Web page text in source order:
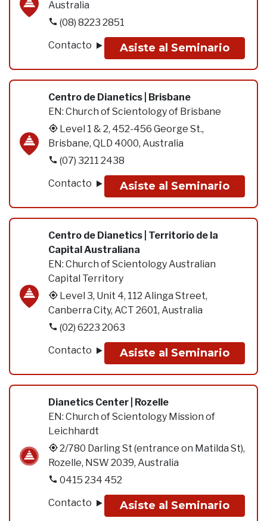
Australia
(08) 8223 2851
Contacto
Asiste al Seminario
Centro de Dianetics | Brisbane
EN: Church of Scientology of Brisbane
Level 1 & 2, 452-456 George St.,
Brisbane, QLD 4000, Australia
(07) 3211 2438
Contacto
Asiste al Seminario
Centro de Dianetics | Territorio de la
Capital Australiana
EN: Church of Scientology Australian
Capital Territory
Level 3, Unit 4, 112 Alinga Street,
Canberra City, ACT 2601, Australia
(02) 6223 2063
Contacto
Asiste al Seminario
Dianetics Center | Rozelle
EN: Church of Scientology Mission of
Leichhardt
2/780 Darling St (entrance on Matilda St),
Rozelle, NSW 2039, Australia
0415 234 452
Contacto
Asiste al Seminario